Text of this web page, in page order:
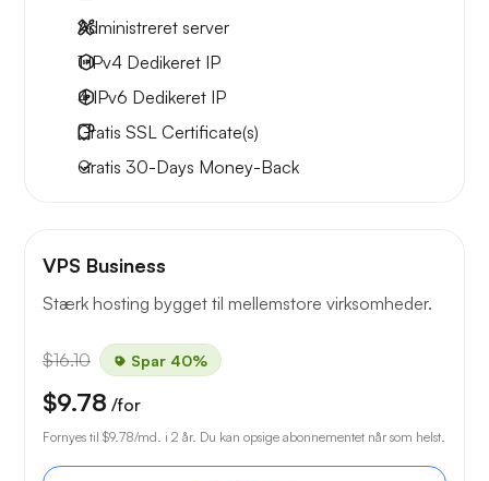
Administreret server
1 IPv4 Dedikeret IP
4 IPv6 Dedikeret IP
Gratis SSL Certificate(s)
Gratis 30-Days Money-Back
VPS Business
Stærk hosting bygget til mellemstore virksomheder.
$16.10 Spar 40%
$9.78 /for
Fornyes til $9.78/md. i 2 år. Du kan opsige abonnementet når som helst.